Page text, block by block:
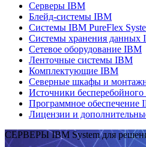
Серверы IBM
Блейд-системы IBM
Системы IBM PureFlex
Системы хранения данных
Сетевое оборудование IBM
Ленточные системы IBM
Комплектующие IBM
Северные шкафы и
Источники
Программное обеспечение
Лицензии и
СЕРВЕРЫ IBM System для